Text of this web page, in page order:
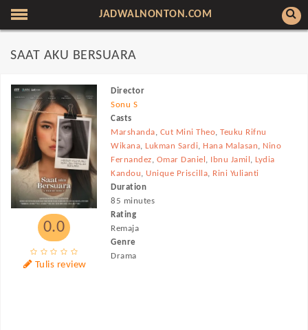
JADWALNONTON.COM
SAAT AKU BERSUARA
0.0
Tulis review
Director
Sonu S
Casts
Marshanda, Cut Mini Theo,Teuku Rifnu
Wikana, Lukman Sardi, Hana Malasan, Nino
Fernandez, Omar Daniel , Ibnu Jamil , Lydia
Kandou, Unique Priscilla, Rini Yulianti
Duration
85 minutes
Rating
Remaja
Genre
Drama